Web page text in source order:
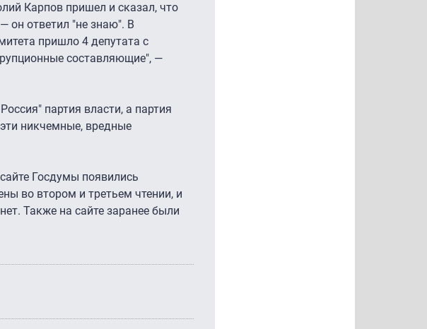
Карпов пришел и сказал, что
он ответил "не знаю". В
пришло 4 депутата с
составляющие", —
партия власти, а партия
никчемные, вредные
Госдумы появились
во втором и третьем чтении, и
Также на сайте заранее были